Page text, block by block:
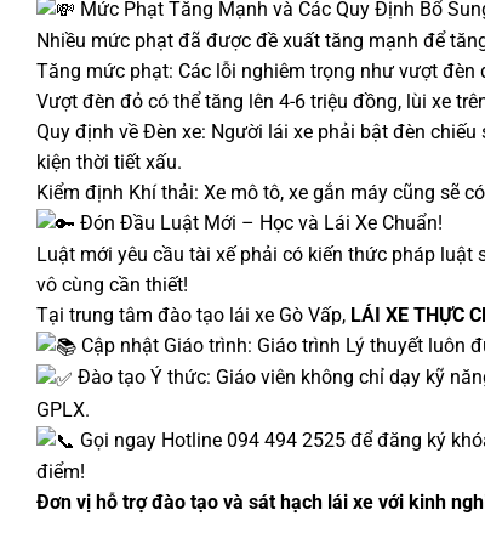
Mức Phạt Tăng Mạnh và Các Quy Định Bổ
Nhiều mức phạt đã được đề xuất tăng mạnh để
Tăng mức phạt: Các lỗi nghiêm trọng như vượt
Vượt đèn đỏ có thể tăng lên 4-6 triệu đồng, lùi xe
Quy định về Đèn xe: Người lái xe phải bật đèn
kiện thời tiết xấu.
Kiểm định Khí thải: Xe mô tô, xe gắn máy cũng sẽ
Đón Đầu Luật Mới – Học và Lái Xe Chuẩn!
Luật mới yêu cầu tài xế phải có kiến thức pháp
vô cùng cần thiết!
Tại trung tâm đào tạo lái xe Gò Vấp, LÁI XE THỰC
Cập nhật Giáo trình: Giáo trình Lý thuyết luôn
Đào tạo Ý thức: Giáo viên không chỉ dạy kỹ
GPLX.
Gọi ngay Hotline 094 494 2525 để đăng ký
điểm!
Đơn vị hỗ trợ đào tạo và sát hạch lái xe với kinh